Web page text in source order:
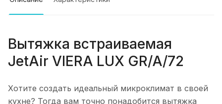
Вытяжка встраиваемая
JetAir VIERA LUX GR/A/72
Хотите создать идеальный микроклимат в своей
кухне? Тогда вам точно понадобится вытяжка